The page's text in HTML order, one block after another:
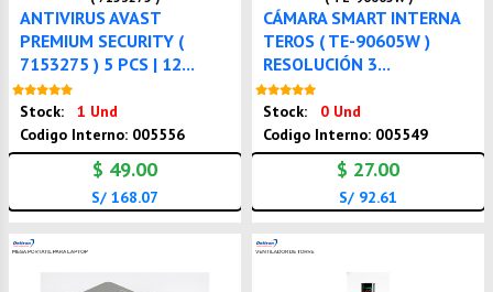
ANTIVIRUS AVAST
PREMIUM SECURITY (
7153275 ) 5 PCS | 12...
Stock:
1 Und
Codigo Interno: 005556
$ 49.00
S/ 168.07
CÁMARA SMART INTERNA
TEROS ( TE-90605W )
RESOLUCIÓN 3...
Stock:
0 Und
Codigo Interno: 005549
$ 27.00
S/ 92.61